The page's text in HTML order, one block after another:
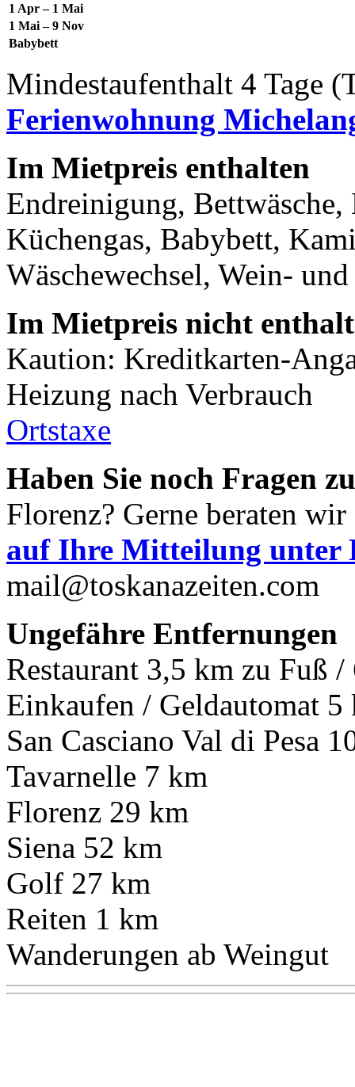
1 Apr – 1 Mai
1 Mai – 9 Nov
Babybett
Mindestaufenthalt 4 Tage
Ferienwohnung
Im Mietpreis enthalten
Endreinigung, Bettwäsche,
Küchengas, Babybett,
Wäschewechsel, Wein-
Im Mietpreis nicht
Kaution: Kreditkarten-
Heizung nach Verbrauch
Ortstaxe
Haben Sie noch Fragen
Florenz? Gerne beraten
auf Ihre Mitteilung unter
mail@toskanazeiten.com
Ungefähre Entfernungen
Restaurant 3,5 km zu Fuß
Einkaufen / Geldautomat 5
San Casciano Val di Pesa
Tavarnelle 7 km
Florenz 29 km
Siena 52 km
Golf 27 km
Reiten 1 km
Wanderungen ab Weingut